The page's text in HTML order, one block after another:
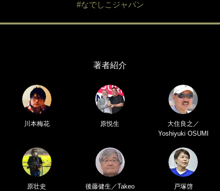
#なでしこジャパン
著者紹介
川本梅花 原悦生
大住良之／
Yoshiyuki OSUMI
原壮史
後藤健生／Takeo
戸塚啓